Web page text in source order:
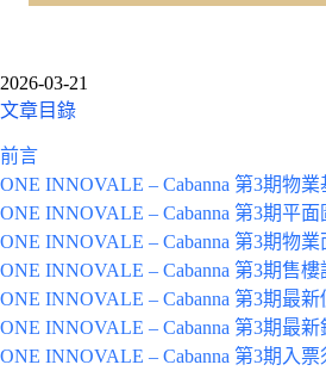
2026-03-21
文章目錄
前言
ONE INNOVALE – Cabanna 第3期物業
ONE INNOVALE – Cabanna 第3期平面
ONE INNOVALE – Cabanna 第3期物業
ONE INNOVALE – Cabanna 第3期售
ONE INNOVALE – Cabanna 第3期最
ONE INNOVALE – Cabanna 第3期最
ONE INNOVALE – Cabanna 第3期入票